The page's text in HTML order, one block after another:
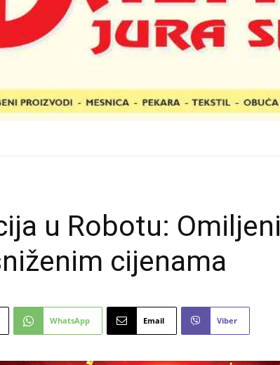
u Robotu: Omiljeni
cijenama
WhatsApp Email Viber